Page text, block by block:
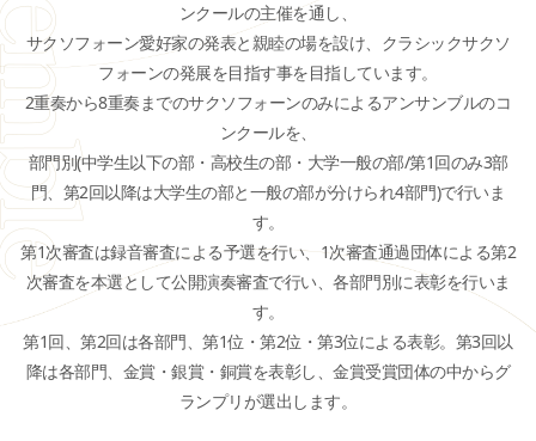
ンクールの主催を通し、
サクソフォーン愛好家の発表と親睦の場を設け、クラシックサクソ
フォーンの発展を目指す事を目指しています。
2重奏から8重奏までのサクソフォーンのみによるアンサンブルのコ
ンクールを、
部門別(中学生以下の部・高校生の部・大学一般の部/第1回のみ3部
門、第2回以降は大学生の部と一般の部が分けられ4部門)で行いま
す。
第1次審査は録音審査による予選を行い、1次審査通過団体による第2
次審査を本選として公開演奏審査で行い、各部門別に表彰を行いま
す。
第1回、第2回は各部門、第1位・第2位・第3位による表彰。第3回以
降は各部門、金賞・銀賞・銅賞を表彰し、金賞受賞団体の中からグ
ランプリが選出します。